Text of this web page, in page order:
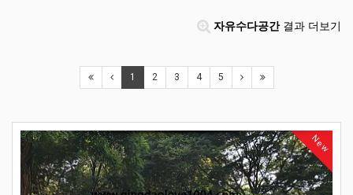
자유수다공간결과 더보기
1 2 3 4 5
New